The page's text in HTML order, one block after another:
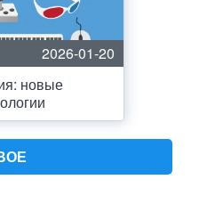
2026-01-20
новые